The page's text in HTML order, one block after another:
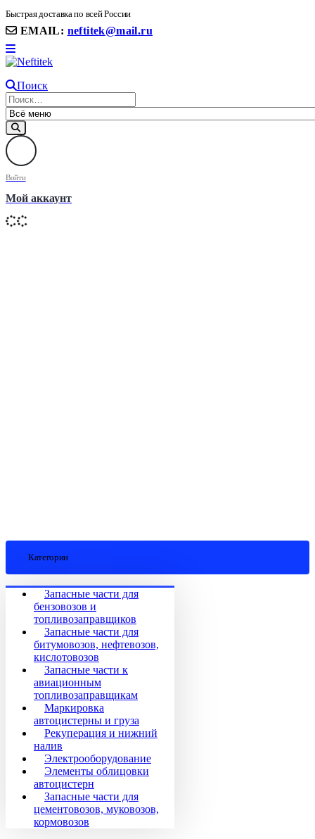
Быстрая доставка по всей России
EMAIL: neftitek@mail.ru
Поиск
Войти
Мой аккаунт
Категории
Запасные части для
бензовозов и
топливозаправщиков
Запасные части для
битумовозов, нефтевозов,
кислотовозов
Запасные части к
авиационным
топливозаправщикам
Маркировка
автоцистерны и груза
Рекуперация и нижний
налив
Электрооборудование
Элементы облицовки
автоцистерн
Запасные части для
цементовозов, муковозов,
кормовозов
8(906) 399 11 22 | 8(905)367-58-58